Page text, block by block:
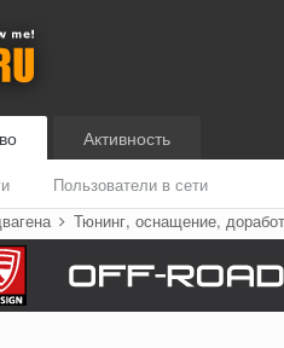
Пользователи в сети
Активность
Тюнинг, оснащение,